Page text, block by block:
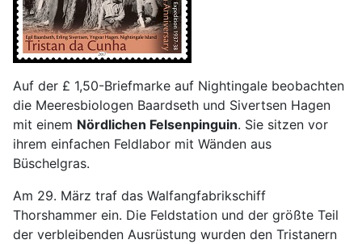
Auf der £ 1,50-Briefmarke auf Nightingale beobachten
die Meeresbiologen Baardseth und Sivertsen Hagen
mit einem Nördlichen Felsenpinguin. Sie sitzen vor
ihrem einfachen Feldlabor mit Wänden aus
Büschelgras.
Am 29. März traf das Walfangfabrikschiff
Thorshammer ein. Die Feldstation und der größte Teil
der verbleibenden Ausrüstung wurden den Tristanern